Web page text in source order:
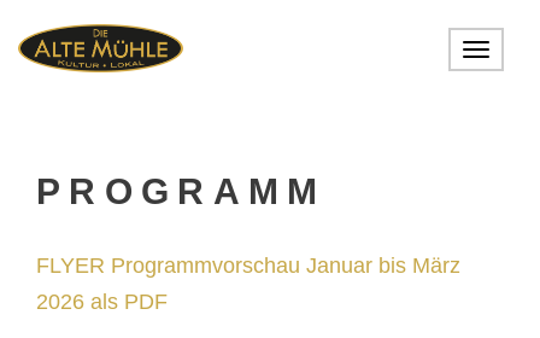
Toggle
PROGRAMM
FLYER Programmvorschau Januar bis März
2026 als PDF